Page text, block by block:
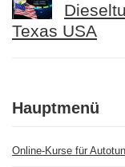
Texas USA
Hauptmenü
Online-Kurse für